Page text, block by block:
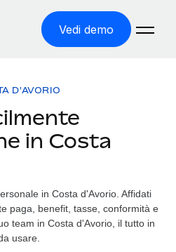
Vedi demo
di entità locale
all’impiego per ogni Paese
D'AVORIO
in Costa
in Costa d'Avorio. Affidati
paga, benefit, tasse, conformità e
team in Costa d'Avorio, il tutto in
usare.